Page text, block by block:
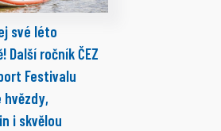
své léto
Další ročník ČEZ
Festivalu
hvězdy,
i skvělou